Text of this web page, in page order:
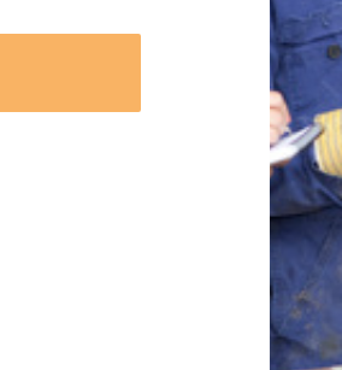
Unternehmen lohnt, wie man sich
vorbereitet und wie ein Vorab-Anruf